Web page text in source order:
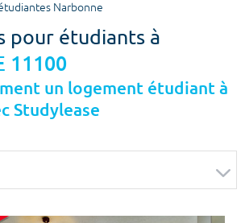
Votre recherche
Narbonne
pour étudiants à
11100
un logement étudiant à
Studylease